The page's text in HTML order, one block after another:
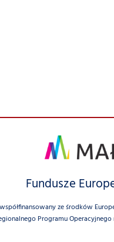
Fundusze
ze środków
Programu